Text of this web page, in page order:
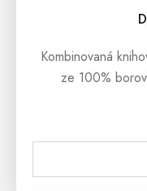
Kombinovaná
ze 100%